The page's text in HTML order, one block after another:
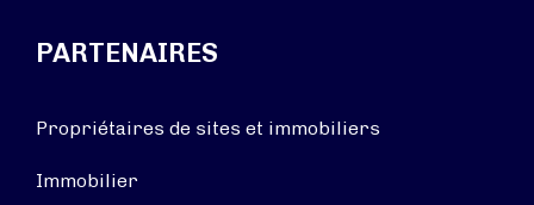
PARTENAIRES
Propriétaires de sites et immobiliers
Immobilier